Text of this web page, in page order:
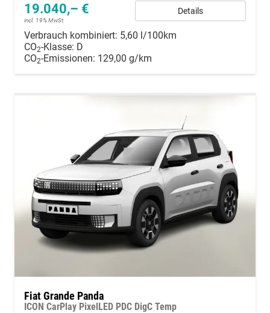
19.040,– €
incl. 19% MwSt.
Details
Verbrauch kombiniert: 5,60 l/100km
CO2-Klasse: D
CO2-Emissionen: 129,00 g/km
Fiat Grande Panda
ICON CarPlay PixelLED PDC DigC Temp